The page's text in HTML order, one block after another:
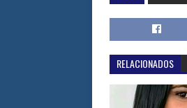
RELACIONADOS